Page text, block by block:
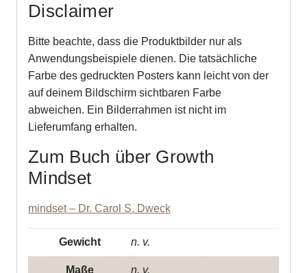
Disclaimer
Bitte beachte, dass die Produktbilder nur als
Anwendungsbeispiele dienen. Die tatsächliche
Farbe des gedruckten Posters kann leicht von der
auf deinem Bildschirm sichtbaren Farbe
abweichen. Ein Bilderrahmen ist nicht im
Lieferumfang erhalten.
Zum Buch über Growth
Mindset
mindset – Dr. Carol S. Dweck
Gewicht n. v.
Maße n. v.